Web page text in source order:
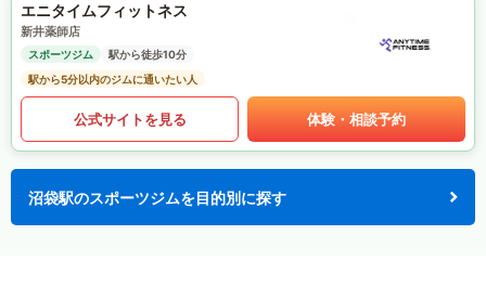
エニタイムフィットネス
新井薬師店
スポーツジム
駅から徒歩10分
駅から5分以内のジムに通いたい人
公式サイトを見る 体験・相談予約
沼袋駅のスポーツジムを目的別に探す